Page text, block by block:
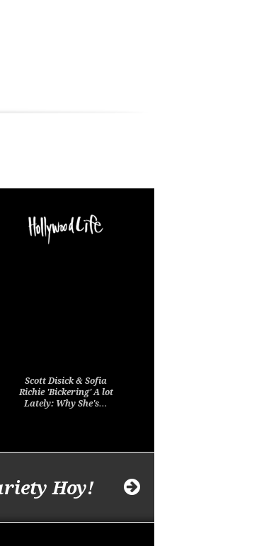
Scott Disick & Sofia
Richie 'Bickering' A lot
Lately: Why She's…
Hoy!